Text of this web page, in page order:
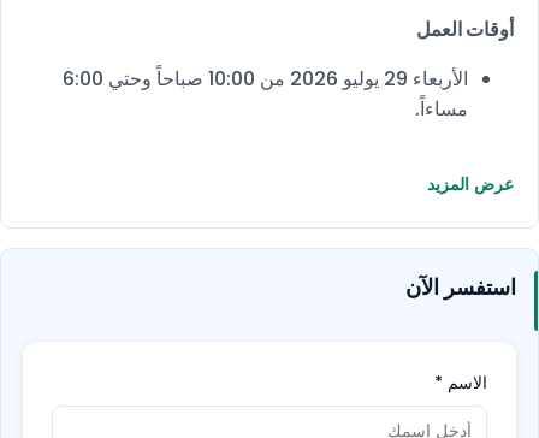
أوقات العمل
الأربعاء 29 يوليو 2026 من 10:00 صباحاً وحتي 6:00
مساءاً.
عرض المزيد
استفسر الآن
الاسم *